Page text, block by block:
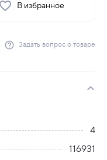
В избранное
Задать вопрос о товаре
4
116931